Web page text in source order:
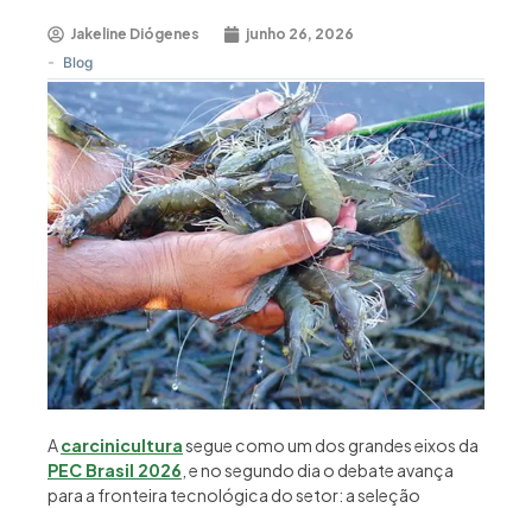
Jakeline Diógenes junho 26, 2026
- Blog
Acarciniculturasegue como um dos grandes eixos da
PEC Brasil 2026 , e no segundo dia o debate avança
para a fronteira tecnológica do setor: a seleção